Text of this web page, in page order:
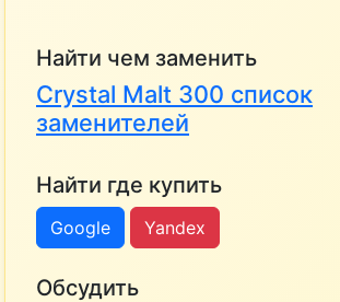
Найти чем заменить
Crystal Malt 300 список
заменителей
Найти где купить
Google Yandex
Обсудить